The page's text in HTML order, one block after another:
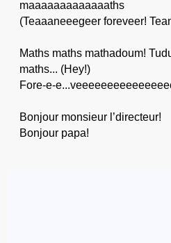
maaaaaaaaaaaaaths
(Teaaaneeegeer foreveer!
Maths maths mathadoum!
maths... (Hey!)
Fore-e-
Bonjour monsieur l’directeur!
Bonjour papa!